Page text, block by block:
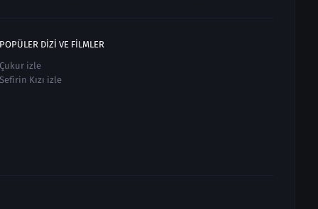
POPÜLER DIZI VE FILMLER
Çukur izle
Sefirin Kızı izle